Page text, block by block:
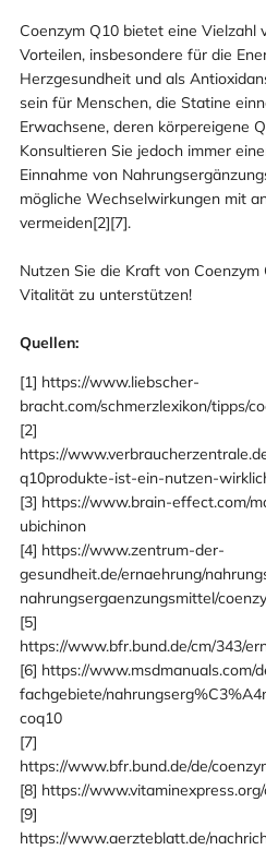
Coenzym Q10 bietet eine Vielzahl
Vorteilen, insbesondere für die
Herzgesundheit und als
sein für Menschen, die Statine
Erwachsene, deren körpereigene
Konsultieren Sie jedoch immer
Einnahme von
mögliche Wechselwirkungen mit
vermeiden[2][7].
Nutzen Sie die Kraft von
Vitalität zu unterstützen!
Quellen:
[1] https://www.liebscher-
bracht.com/schmerzlexikon/tipps/
[2]
https://
q10produkte-ist-ein-nutzen-
[3] https://www.brain-effect.com/
ubichinon
[4] https://www.zentrum-der-
gesundheit.de/ernaehrung/
nahrungsergaenzungsmittel/
[5]
https://www.bfr.bund.de/cm/343/
[6] https://www.msdmanuals.com/
fachgebiete/
coq10
[7]
https://www.bfr.bund.de/de/
[8] https://
[9]
https://www.aerzteblatt.de/